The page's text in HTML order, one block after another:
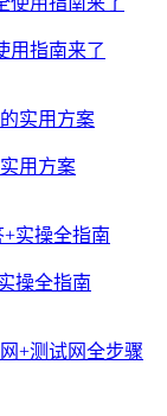
用指南来了
用方案
操全指南